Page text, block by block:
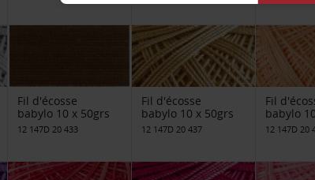
Fil d'écosse
babylo 10 x 50grs
12 147D 20 433
Fil d'écosse
babylo 10 x 50grs
12 147D 20 437
Fil
babylo
12 147D 20